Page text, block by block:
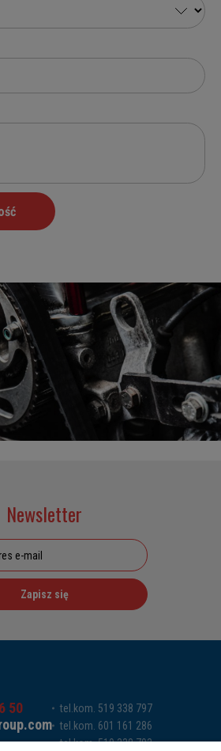
Newsletter
Zapisz się
50
tel.kom. 519 338 797
tel.kom. 601 161 286
tel.kom. 519 338 793